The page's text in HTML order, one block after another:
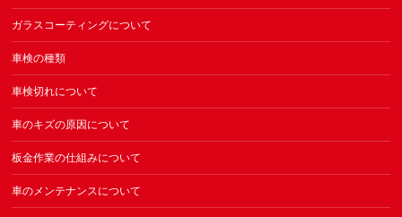
ガラスコーティングについて
車検の種類
車検切れについて
車のキズの原因について
板金作業の仕組みについて
車のメンテナンスについて